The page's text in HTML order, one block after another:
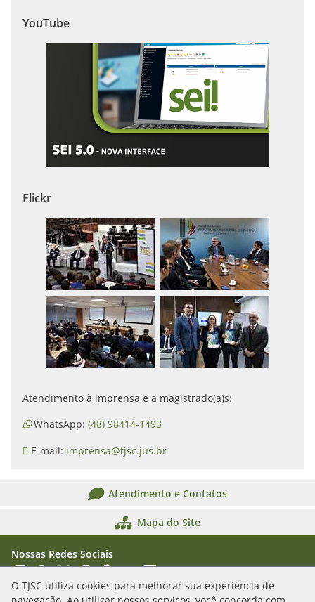
O TJSC utiliza cookies para melhorar sua experiência de
YouTube
Flickr
Atendimento à imprensa e a magistrado(a)s:
WhatsApp: (48) 98414-1493
E-mail: imprensa@tjsc.jus.br
Atendimento e Contatos
Mapa do Site
Nossas Redes Sociais
Acessar Instagram
Acessar WhatsApp
Acessar XAcessar Threads
Acessar Facebook
Acessar YouTube
Acessar Flickr
Acessar SoundCloud